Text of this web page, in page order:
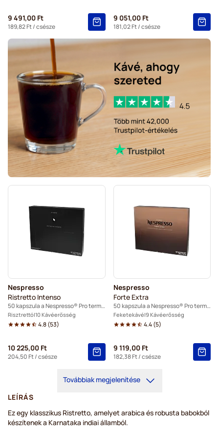
9 491,00 Ft
189,82 Ft/ csésze
9 051,00 Ft
181,02 Ft/ csésze
Nespresso
Ristretto Intenso
50 kapszula a Nespresso® Pro termékhez
Risztrettó 10 Kávéerősség
4.8(53)
10 225,00 Ft
204,50 Ft/ csésze
Nespresso
Forte Extra
50 kapszula a Nespresso® Pro termékhez
Feketekávé 9 Kávéerősség
4.4(5)
9 119,00 Ft
182,38 Ft/ csésze
Továbbiak megjelenítése
LEÍRÁS
Ez egy klasszikus Ristretto, amelyet arabica és robusta babokból
készítenek a Karnataka indiai államból.